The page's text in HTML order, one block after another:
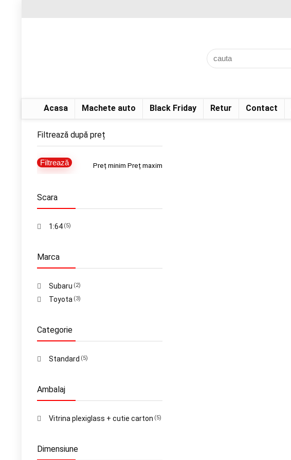
Acasa Machete auto Black Friday Retur Contact
Filtrează după preț
Preț minim Preț maxim
Filtrează
Scara
1:64 (5)
Marca
Subaru (2)
Toyota (3)
Categorie
Standard (5)
Ambalaj
Vitrina plexiglass + cutie carton (5)
Dimensiune